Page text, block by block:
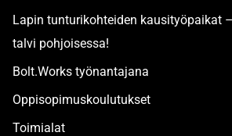
Lapin tunturikohteiden kausityöpaikat
talvi pohjoisessa!
Bolt.Works työnantajana
Oppisopimuskoulutukset
Toimialat